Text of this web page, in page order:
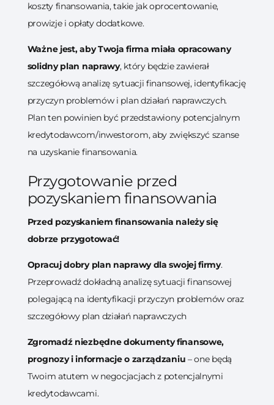
koszty finansowania, takie jak oprocentowanie,
prowizje i opłaty dodatkowe.
Ważne jest, aby Twoja firma miała opracowany
solidny plan naprawy, który będzie zawierał
szczegółową analizę sytuacji finansowej, identyfikację
przyczyn problemów i plan działań naprawczych.
Plan ten powinien być przedstawiony potencjalnym
kredytodawcom/inwestorom, aby zwiększyć szanse
na uzyskanie finansowania.
Przygotowanie przed
pozyskaniem finansowania
Przed pozyskaniem finansowania należy się
dobrze przygotować!
Opracuj dobry plan naprawy dla swojej firmy.
Przeprowadź dokładną analizę sytuacji finansowej
polegającą na identyfikacji przyczyn problemów oraz
szczegółowy plan działań naprawczych
Zgromadź niezbędne dokumenty finansowe,
prognozy i informacje o zarządzaniu – one będą
Twoim atutem w negocjacjach z potencjalnymi
kredytodawcami.